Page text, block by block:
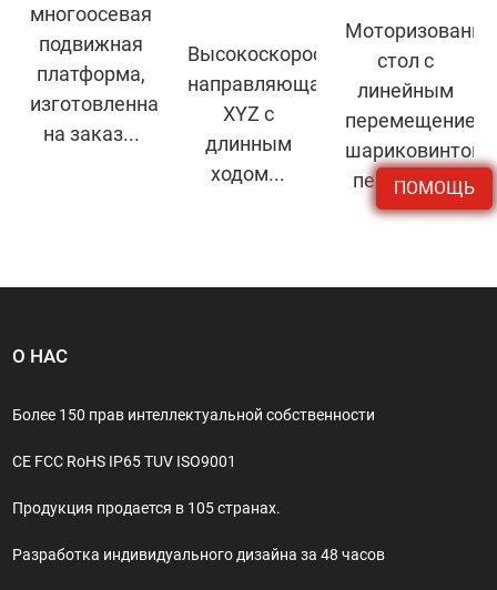
ПОМОЩЬ
многоосевая
подвижная
платформа,
изготовленная
на заказ...
Высокоскоростная
направляющая
XYZ с
длинным
ходом...
стол с
линейным
перемещением,
передача...
О НАС
Более 150 прав интеллектуальной собственности
CE FCC RoHS IP65 TUV ISO9001
Продукция продается в 105 странах.
Разработка индивидуального дизайна за 48 часов